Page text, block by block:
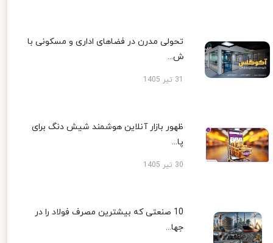
تحولی مدرن در فضاهای اداری و مسکونی با
ش...
ظهور بازار آنلاین هوشمند شیش دنگ برای
پا...
30 تیر 1405
10 صنعتی که بیشترین مصرف فولاد را در
جها...